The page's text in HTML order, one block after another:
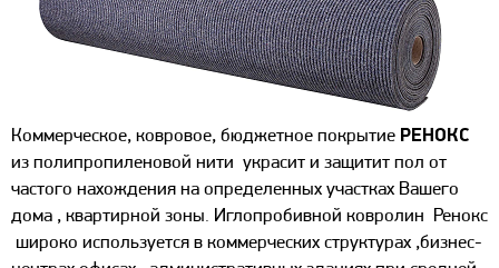
Коммерческое, ковровое, бюджетное покрытие РЕНОКС
из полипропиленовой нити украсит и защитит пол от
частого нахождения на определенных участках Вашего
дома , квартирной зоны. Иглопробивной ковролин Ренокс
широко используется в коммерческих структурах ,бизнес-